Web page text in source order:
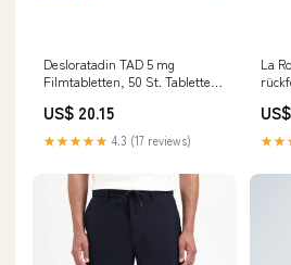
Desloratadin TAD 5 mg
Filmtabletten, 50 St. Tabletten
US$ 20.15
★★★★★ 4.3 (17 reviews)
La
ml